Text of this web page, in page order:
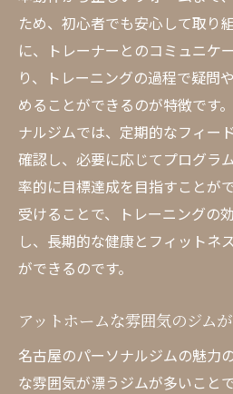
ため、初心者でも安心して取り
に、トレーナーとのコミュニケ
り、トレーニングの過程で疑問
めることができるのが特徴です
ナルジムでは、定期的なフィー
確認し、必要に応じてプログラ
率的に目標達成を目指すことが
受けることで、トレーニングの
し、長期的な健康とフィットネ
ができるのです。
アットホームな雰囲気のジム
名古屋のパーソナルジムの魅力
な雰囲気が漂うジムが多いこと